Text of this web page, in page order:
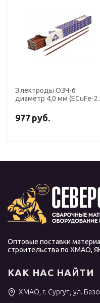
Электроды ОЗЧ-6
диаметр 4,0 мм (ECuFe-25,
(пачка 5 кг, ЛЭЗ)
977 руб.
Оптовые поставки
строительства по ХМАО,
КАК НАС НАЙТИ
ХМАО, г. Сургут, ул.